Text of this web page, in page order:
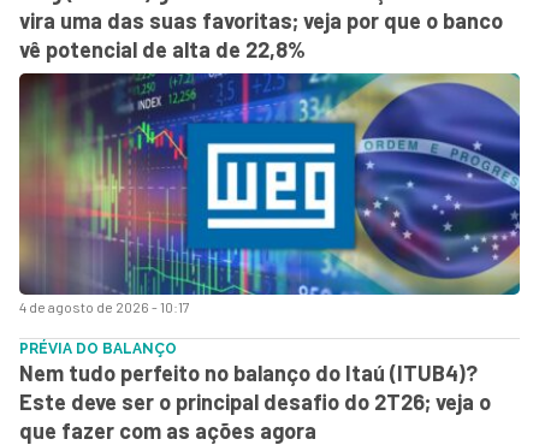
4 de agosto de 2026 - 10:17
vira uma das suas favoritas; veja por que o banco
vê potencial de alta de 22,8%
PRÉVIA DO BALANÇO
Nem tudo perfeito no balanço do Itaú (ITUB4)?
Este deve ser o principal desafio do 2T26; veja o
que fazer com as ações agora